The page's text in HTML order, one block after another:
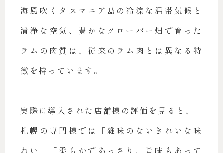
海風吹くタスマニア島の冷涼な温帯気候と
清浄な空気、豊かなクローバー畑で育った
ラムの肉質は、従来のラム肉とは異なる特
徴を持っています。
実際に導入された店舗様の評価を見ると、
札幌の専門様では「雑味のないきれいな味
わい」「柔らかであっさり、旨味もあって